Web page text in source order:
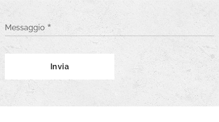
Messaggio
Invia